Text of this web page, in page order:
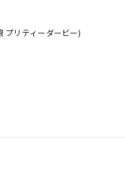
プリティーダービー)